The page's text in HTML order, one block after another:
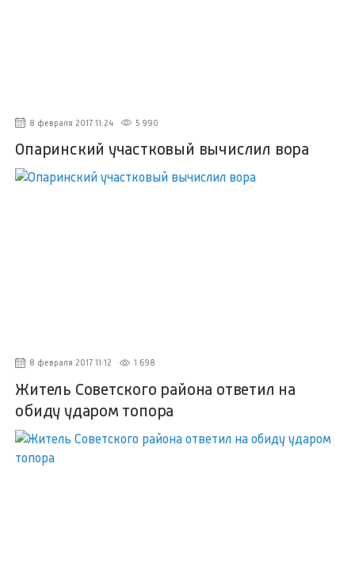
8 февраля 2017 11:24 5 990
Опаринский участковый вычислил вора
8 февраля 2017 11:12 1 698
Житель Советского района ответил на
обиду ударом топора